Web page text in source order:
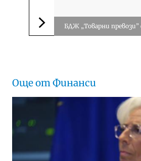
Следваща новина
БДЖ „Товарни
Още от Финанси